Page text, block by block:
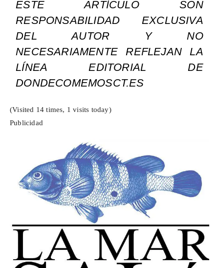
ESTE ARTÍCULO SON
RESPONSABILIDAD EXCLUSIVA
DEL AUTOR Y NO
NECESARIAMENTE REFLEJAN LA
LÍNEA EDITORIAL DE
DONDECOMEMOSCT.ES
(Visited 14 times, 1 visits today)
Publicidad